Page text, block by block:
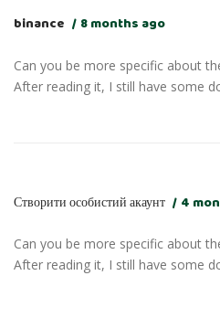
binance 8 months ago
Can you be more specific about
After reading it, I still have some
Створити особистий акаунт 4
Can you be more specific about
After reading it, I still have some